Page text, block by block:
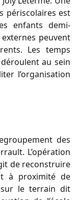
périscolaires est
enfants demi-
peuvent
Les temps
au sein
l’organisation
des
L’opération
de reconstruire
à proximité de
sur le terrain dit